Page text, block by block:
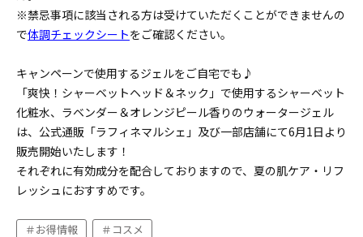
※禁忌事項に該当される方は受けていただくことができませんの
で体調チェックシートをご確認ください。
キャンペーンで使用するジェルをご自宅でも♪
「爽快！シャーベットヘッド＆ネック」で使用するシャーベット
化粧水、ラベンダー＆オレンジピール香りのウォータージェル
は、公式通販「ラフィネマルシェ」及び一部店舗にて6月1日より
販売開始いたします！
それぞれに有効成分を配合しておりますので、夏の肌ケア・リフ
レッシュにおすすめです。
お得情報 コスメ